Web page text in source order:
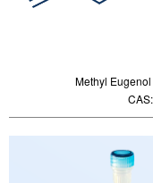
Methyl